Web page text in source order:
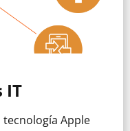
IT
tecnología Apple